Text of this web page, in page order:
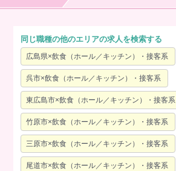
同じ職種の他のエリアの求人を検索する
広島県×飲食（ホール／キッチン）・接客系
呉市×飲食（ホール／キッチン）・接客系
東広島市×飲食（ホール／キッチン）・接客系
竹原市×飲食（ホール／キッチン）・接客系
三原市×飲食（ホール／キッチン）・接客系
尾道市×飲食（ホール／キッチン）・接客系